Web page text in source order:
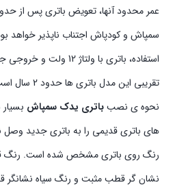
سمپاش و کودپاش اجتناب ناپذیر خواهد
تقریبی این مدل باتری ها حدود 2 سال است.
نحوه ی نصبباتری یدک سمپاش
های باتری قدیمی را به باتری جدید وصل
رنگ روی باتری مشخص شده است. رنگ
نشان گر قطب مثبت و رنگ سیاه